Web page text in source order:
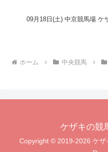
09月18日(土) 中京競馬場 ケ
ホーム 中央競馬
ケザキの競
Copyright © 2019-2026 ケザ